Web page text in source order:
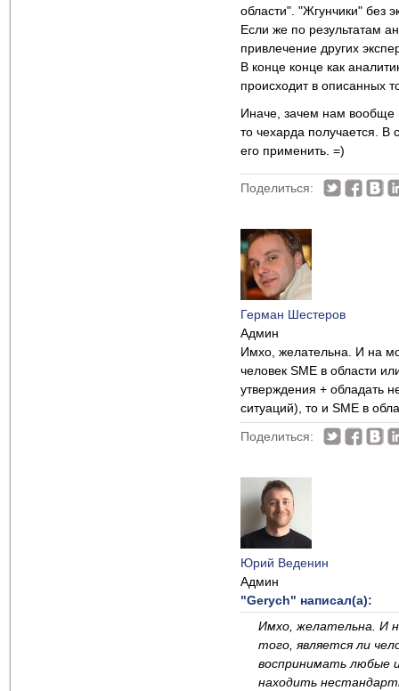
области". "Жгунчики" без
Если же по результатам
привлечение других
В конце конце как
происходит в описанных
Иначе, зачем нам вообще
то чехарда получается.
его применить. =)
Поделиться:
Герман Шестеров
Админ
Имхо, желательна. И на
человек SME в области
утверждения + обладать
ситуаций), то и SME в
Поделиться:
Юрий Веденин
Админ
"Gerych" написал(а):
Имхо, желательна. И
того, является ли
воспринимать любые
находить